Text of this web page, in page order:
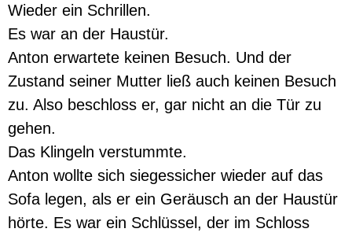
Wieder ein Schrillen.
Es war an der Haustür.
Anton erwartete keinen Besuch. Und der
Zustand seiner Mutter ließ auch keinen Besuch
zu. Also beschloss er, gar nicht an die Tür zu
gehen.
Das Klingeln verstummte.
Anton wollte sich siegessicher wieder auf das
Sofa legen, als er ein Geräusch an der Haustür
hörte. Es war ein Schlüssel, der im Schloss